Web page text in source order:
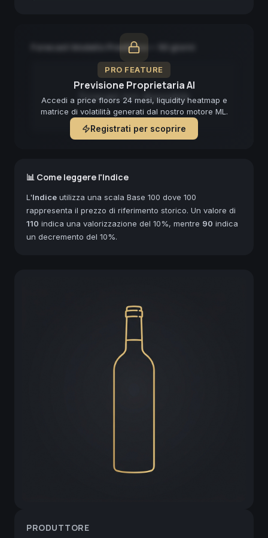
PRO FEATURE
Previsione Proprietaria AI
Accedi a price floors 24 mesi, liquidity heatmap e
matrice di volatilità generati dal nostro motore ML.
Registrati per scoprire
Forecast Modello Predittivo — 90 giorni
Forecast non disponibile
📊 Come leggere l'Indice
L'Indice utilizza una scala Base 100 dove 100
rappresenta il prezzo di riferimento storico. Un valore di
110 indica una valorizzazione del 10%, mentre 90 indica
un decremento del 10%.
PRODUTTORE